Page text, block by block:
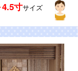
寸サイズ